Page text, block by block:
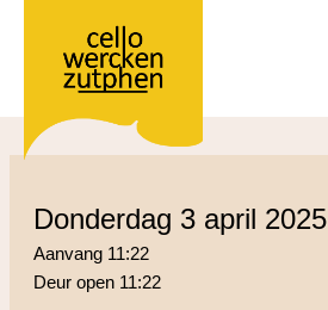
donderdag 3 april 2025
Aanvang 11:22
Deur open 11:22